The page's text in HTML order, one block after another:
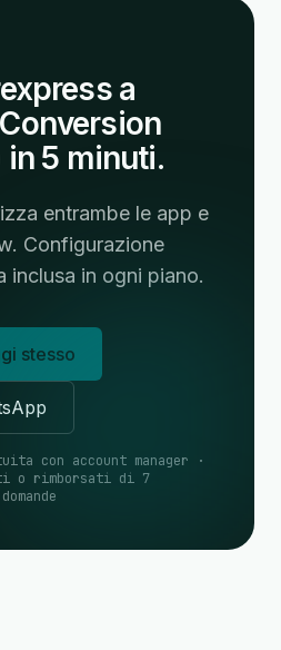
a
in 5 minuti.
entrambe le app e
Configurazione
inclusa in ogni piano.
stesso
con account manager ·
o rimborsati di 7